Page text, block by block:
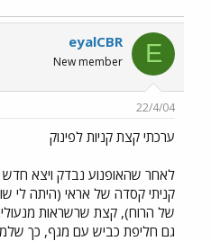
E
eyalCBR
New member
22/4/04
ערכתי קצת קניות לפינוק
לאחר שהאופנוע נבדק ויצא
קניתי קסדה של אראי (היתה לי
של הרוח), קצת שרשראות
גם חליפת כביש עם מגף, כך